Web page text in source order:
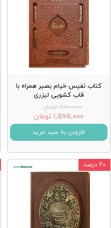
کتاب نفیس خیام بصیر همراه با
قاب کشویی لیزری
۲,۱۰۰,۰۰۰ تومان
۱,۵۷۵,۰۰۰ تومان
افزودن به سبد خرید
۲۰ درصد